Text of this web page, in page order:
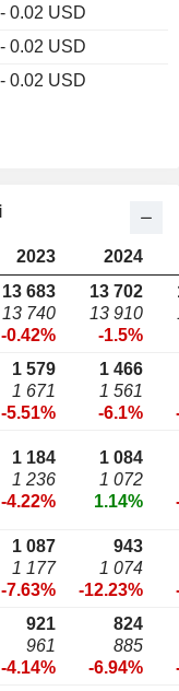
0.02 USD
0.02 USD
0.02 USD
2023 2024
13 683
13 740
-0.42%
13 702
13 910
-1.5%
1 579
1 671
-5.51%
1 466
1 561
-6.1%
1 184
1 236
-4.22%
1 084
1 072
1.14%
1 087
1 177
-7.63%
943
1 074
-12.23%
921
961
-4.14%
824
885
-6.94%